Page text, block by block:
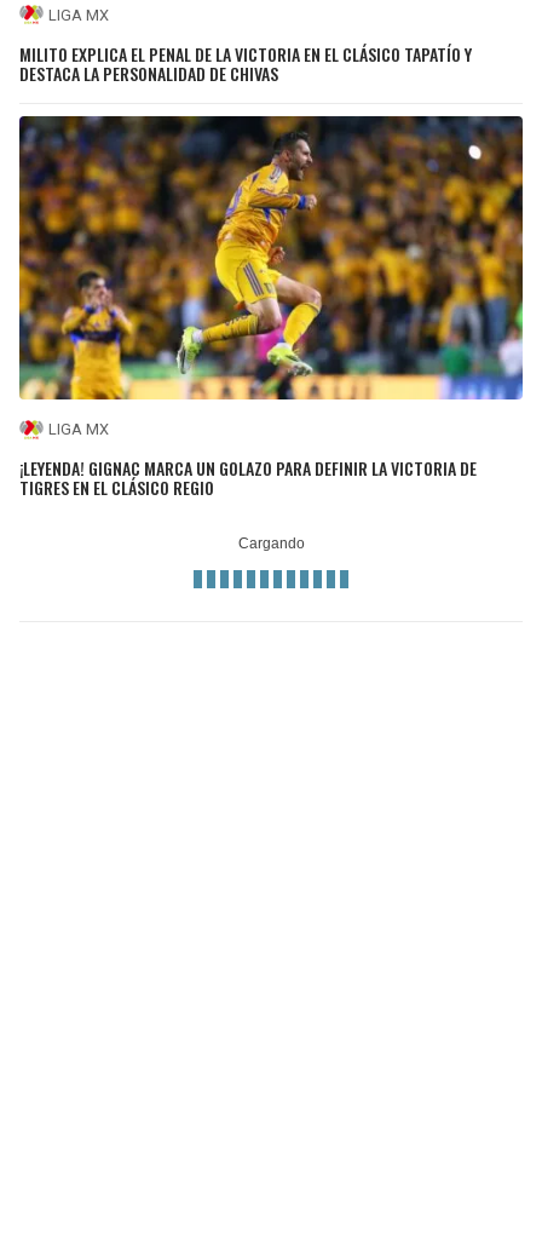
LIGA MX
MILITO EXPLICA EL PENAL DE LA VICTORIA EN EL CLÁSICO TAPATÍO Y
DESTACA LA PERSONALIDAD DE CHIVAS
LIGA MX
¡LEYENDA! GIGNAC MARCA UN GOLAZO PARA DEFINIR LA VICTORIA DE
TIGRES EN EL CLÁSICO REGIO